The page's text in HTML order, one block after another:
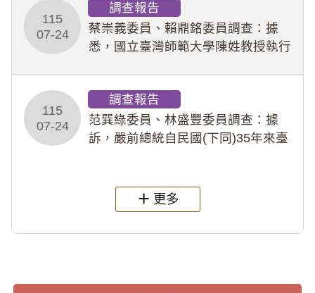
行拍攝特定樣態性影像並以手機傳送
劉師。該生因畏懼成
115
07-24
調查報告
蔡崇義委員、賴鼎銘委員調查：據
悉，國立臺灣師範大學陳姓教授執行
術倫理等情案調查報告。(115教調
31)
115
07-24
調查報告
范巽綠委員、林盛豐委員調查：據
訴，嚴前總統自民國(下同)35年來臺
過世後，總統府於89年間函請其家屬
繼續留住
更多